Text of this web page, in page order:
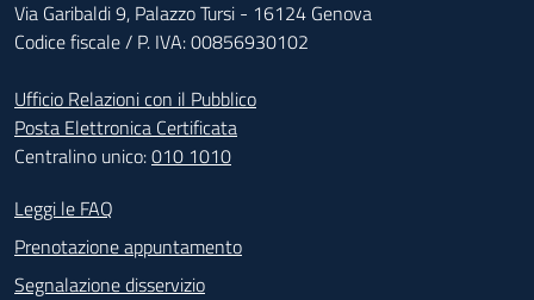
Via Garibaldi 9, Palazzo Tursi - 16124 Genova
Codice fiscale / P. IVA: 00856930102
Ufficio Relazioni con il Pubblico
Posta Elettronica Certificata
Centralino unico:010 1010
Footer - Contatti
Leggi le FAQ
Prenotazione appuntamento
Segnalazione disservizio